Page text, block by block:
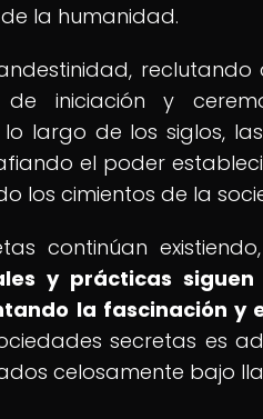
la humanidad.
de iniciación y
largo de los siglos,
el poder
los cimientos de la
continúan
y prácticas
la fascinación y
secretas es
celosamente bajo